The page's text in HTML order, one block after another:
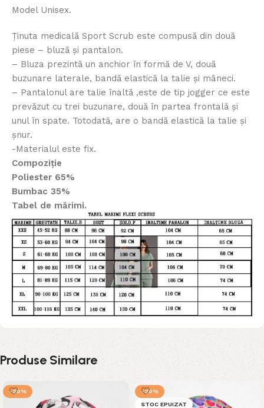
Model Unisex.
Ținuta medicală Sport Scrub este compusă din două
piese – bluză și pantalon.
– Bluza prezintă un anchior în formă de V, două
buzunare laterale, bandă elastică la talie și mâneci.
– Pantalonul are talie înaltă ,este de tip jogger ce este
prevăzut cu trei buzunare, două în partea frontală și
unul în spate. Totodată, are o bandă elastică la talie și
șnur.
-Materialul este fix.
Compoziție
Poliester 65%
Bumbac 35%
Tabel de mărimi.
Produse Similare
-20%
-20%
STOC EPUIZAT